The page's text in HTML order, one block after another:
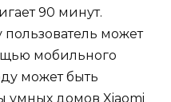
90 минут.
может
мобильного
может быть
умных домов Xiaomi